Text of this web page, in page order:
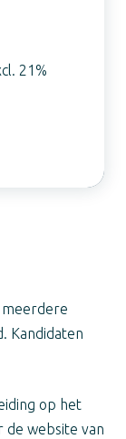
21%
meerdere
Kandidaten
op het
de website van